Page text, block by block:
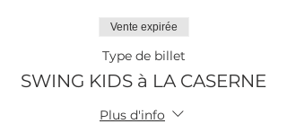
Vente expirée
Type de billet
SWING KIDS à LA CASERNE
Plus d'info